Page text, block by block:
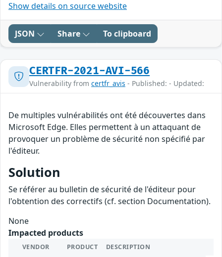
Show details on source website
JSON Share To clipboard
CERTFR-2021-AVI-566
Vulnerability from certfr_avis - Published: - Updated:
De multiples vulnérabilités ont été découvertes dans
Microsoft Edge. Elles permettent à un attaquant de
provoquer un problème de sécurité non spécifié par
l'éditeur.
Solution
Se référer au bulletin de sécurité de l'éditeur pour
l'obtention des correctifs (cf. section Documentation).
None
Impacted products
VENDOR PRODUCT DESCRIPTION